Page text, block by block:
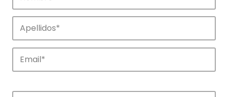
Empresas
Descubre las empresas que impulsan la
innovación en los parques de APTE.